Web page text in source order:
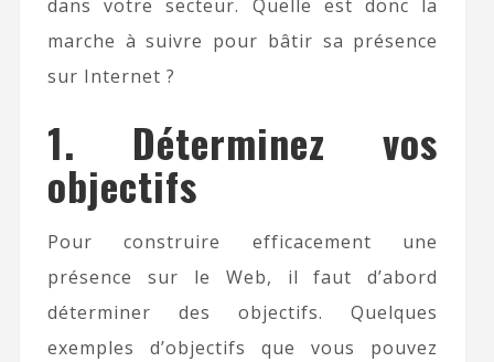
dans votre secteur. Quelle est donc la
marche à suivre pour bâtir sa présence
sur Internet ?
1. Déterminez vos
objectifs
Pour construire efficacement une
présence sur le Web, il faut d’abord
déterminer des objectifs. Quelques
exemples d’objectifs que vous pouvez